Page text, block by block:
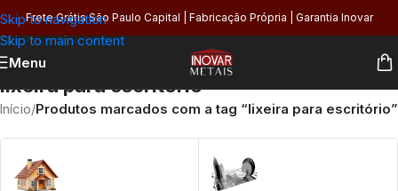
Skip to navigation
Skip to main content
Frete Grátis São Paulo Capital | Fabricação Própria | Garantia Inovar
Menu
lixeira para escritório
Início/Produtos marcados com a tag “lixeira para escritório”